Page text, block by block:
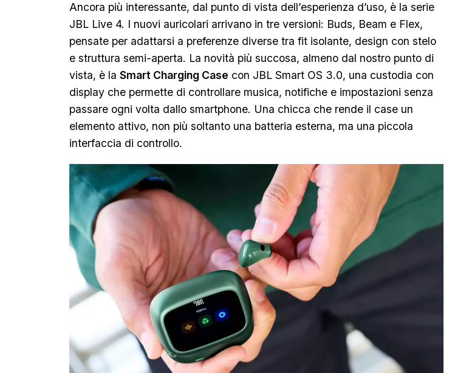
Ancora più interessante, dal punto di vista dell’esperienza d’uso, è la serie
JBL Live 4. I nuovi auricolari arrivano in tre versioni: Buds, Beam e Flex,
pensate per adattarsi a preferenze diverse tra fit isolante, design con stelo
e struttura semi-aperta. La novità più succosa, almeno dal nostro punto di
vista, è la Smart Charging Case con JBL Smart OS 3.0, una custodia con
display che permette di controllare musica, notifiche e impostazioni senza
passare ogni volta dallo smartphone. Una chicca che rende il case un
elemento attivo, non più soltanto una batteria esterna, ma una piccola
interfaccia di controllo.